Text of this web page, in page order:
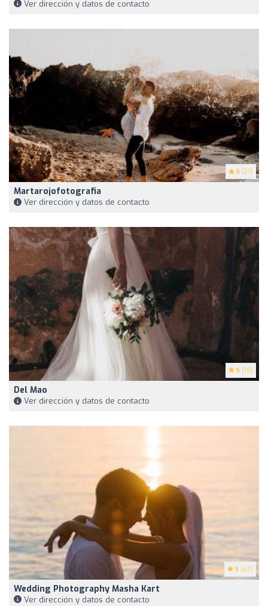
Ver dirección y datos de contacto
5 (27)
Martarojofotografia
Ver dirección y datos de contacto
5 (19)
Del Mao
Ver dirección y datos de contacto
5 (62)
Wedding Photography Masha Kart
Ver dirección y datos de contacto